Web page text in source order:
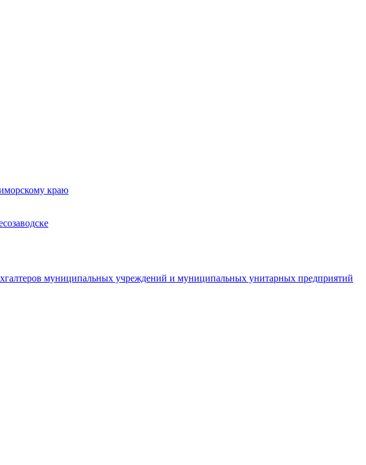
краю
муниципальных учреждений и муниципальных унитарных предприятий